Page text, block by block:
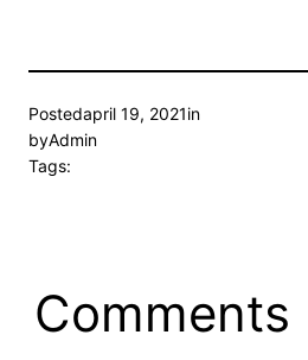
Postedapril 19, 2021in
byAdmin
Tags:
Comments